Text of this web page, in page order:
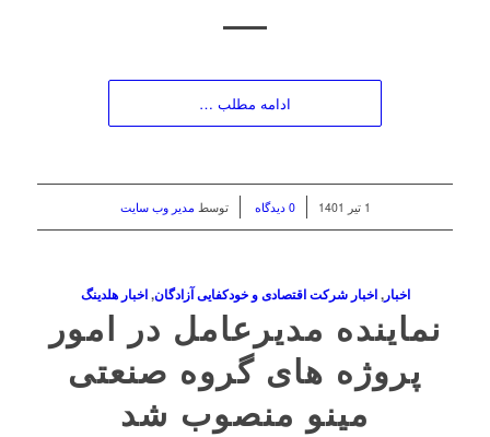
ادامه مطلب …
1 تیر 1401 0 دیدگاه توسط مدیر وب سایت
اخبار,اخبار شرکت اقتصادی و خودکفایی آزادگان,اخبار هلدینگ
نماینده مدیرعامل در امور
پروژه های گروه صنعتی
مینو منصوب شد